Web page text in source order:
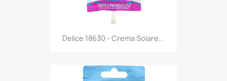
Anteprima
Delice 18630 - Crema Solare...